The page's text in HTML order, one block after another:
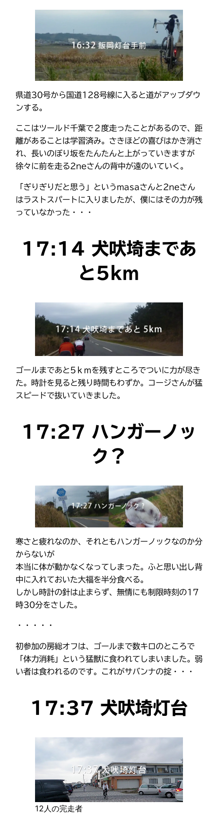
県道30号から国道128号線に入ると道がアップダウ
ンする。
ここはツールド千葉で２度走ったことがあるので、距
離があることは学習済み。さきほどの喜びはかき消さ
れ、長いのぼり坂をたんたんと上がっていきますが
徐々に前を走る2neさんの背中が遠のいていく。
「ぎりぎりだと思う」というmasaさんと2neさん
はラストスパートに入りましたが、僕にはその力が残
っていなかった・・・
17:14 犬吠埼まであ
と5km
ゴールまであと5ｋｍを残すところでついに力が尽き
た。時計を見ると残り時間もわずか。コージさんが猛
スピードで抜いていきました。
17:27 ハンガーノッ
ク？
寒さと疲れなのか、それともハンガーノックなのか分
からないが
本当に体が動かなくなってしまった。ふと思い出し背
中に入れておいた大福を半分食べる。
しかし時計の針は止まらず、無情にも制限時刻の17
時30分をさした。
・・・・・
初参加の房総オフは、ゴールまで数キロのところで
「体力消耗」という猛獣に食われてしまいました。弱
い者は食われるのです。これがサバンナの掟・・・
17:37 犬吠埼灯台
12人の完走者